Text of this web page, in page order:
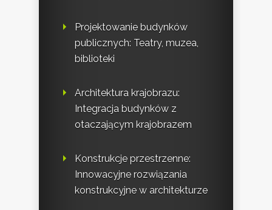
Projektowanie budynków
publicznych: Teatry, muzea,
biblioteki
Architektura krajobrazu:
Integracja budynków z
otaczającym krajobrazem
Konstrukcje przestrzenne:
Innowacyjne rozwiązania
konstrukcyjne w architekturze